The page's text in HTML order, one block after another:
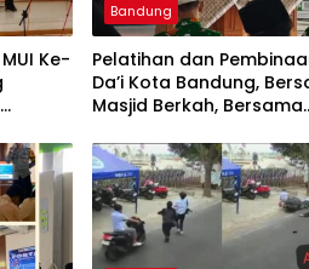
Ke-
Bandung
Pelatihan dan
Da’i Kota Bandung,
Masjid Berkah, Bersama